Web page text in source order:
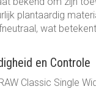
plantaardig
wat
en Controle
Classic Single